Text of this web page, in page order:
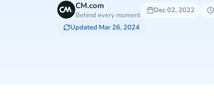
CM.com
Behind every moment
Dec 02, 2022
Updated Mar 26, 2024